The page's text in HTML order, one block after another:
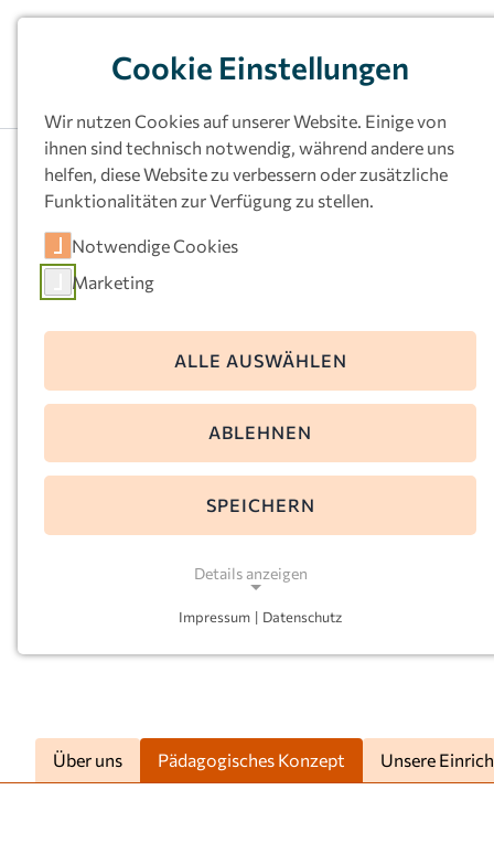
Kath.
Familienzentrum St.
Hildegard (Herz Jesu),
Castrop-Rauxel
44579 Castrop-Rauxel
Telefon:
hildegard-rauxel@kkoerg.de
Über uns Pädagogisches Konzept Unsere
Cookie Einstellungen
Wir nutzen Cookies auf unserer Website. Einige von
ihnen sind technisch notwendig, während andere uns
helfen, diese Website zu verbessern oder zusätzliche
Funktionalitäten zur Verfügung zu stellen.
Notwendige Cookies
Marketing
ALLE AUSWÄHLEN
ABLEHNEN
SPEICHERN
Details anzeigen
Einverständnis-Cookie
Impressum | Datenschutz